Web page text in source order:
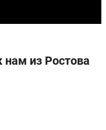
нам из Ростова